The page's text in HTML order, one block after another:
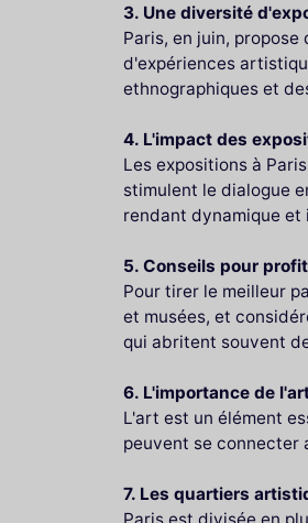
3. Une diversité
Paris, en juin,
d'expériences
ethnographiques et
4. L'impact des
Les expositions à
stimulent le dialogue
rendant dynamique et
5. Conseils pour
Pour tirer le meilleur
et musées, et
qui abritent souvent
6. L'importance de
L'art est un élément
peuvent se connecter
7. Les quartiers